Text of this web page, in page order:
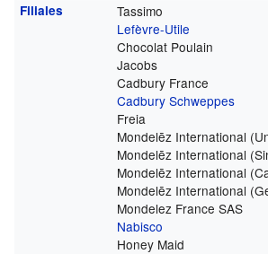
Filiales
Tassimo
Lefèvre-Utile
Chocolat Poulain
Jacobs
Cadbury France
Cadbury Schweppes
Freia
Mondelēz International
Mondelēz International
Mondelēz International
Mondelēz International
Mondelez France SAS
Nabisco
Honey Maid